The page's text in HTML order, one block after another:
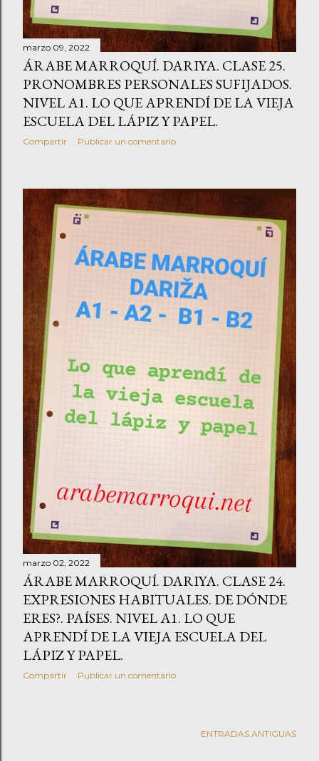
marzo 09, 2022
ÁRABE MARROQUÍ. DARIYA. CLASE 25.
PRONOMBRES PERSONALES SUFIJADOS.
NIVEL A1. LO QUE APRENDÍ DE LA VIEJA
ESCUELA DEL LÁPIZ Y PAPEL.
Compartir Publicar un comentario
marzo 02, 2022
ÁRABE MARROQUÍ. DARIYA. CLASE 24.
EXPRESIONES HABITUALES. DE DÓNDE
ERES?. PAÍSES. NIVEL A1. LO QUE
APRENDÍ DE LA VIEJA ESCUELA DEL
LÁPIZ Y PAPEL.
Compartir Publicar un comentario
ENTRADAS ANTIGUAS